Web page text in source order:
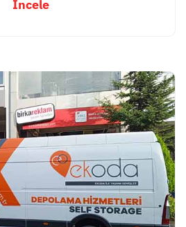
İncele